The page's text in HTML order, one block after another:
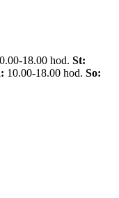
18.00 hod. St:
10.00-18.00 hod. So: